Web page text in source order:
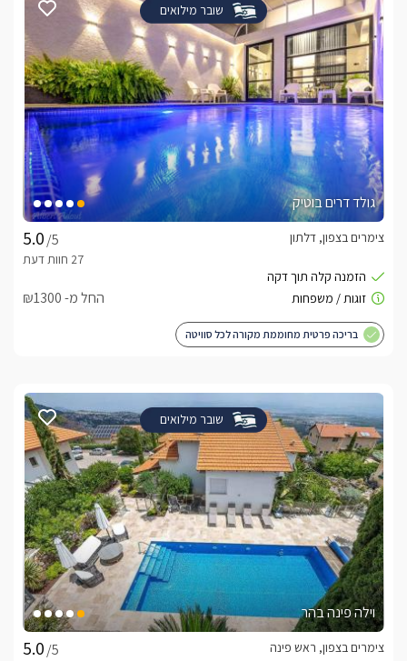
שובר מילואים
גולד דרים בוטיק
/5
צימרים בצפון, דלתון
החל מ- ₪1300
בריכה פרטית מחוממת מקורה לכל סוויטה
שובר מילואים
וילה פינה בהר
/5
צימרים בצפון, ראש פינה